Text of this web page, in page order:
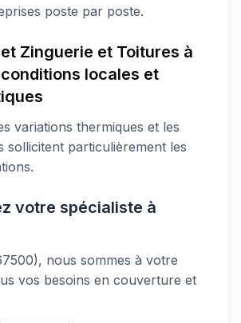
poste par poste.
Zinguerie et Toitures à
locales et
variations thermiques et les
sollicitent particulièrement les
votre spécialiste à
nous sommes à votre
vos besoins en couverture et